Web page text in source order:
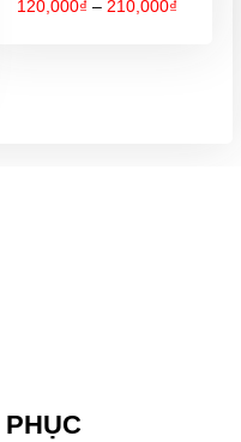
120,000₫ – 210,000₫Khoảng